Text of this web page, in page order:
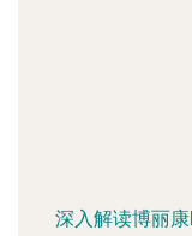
深入解读博丽